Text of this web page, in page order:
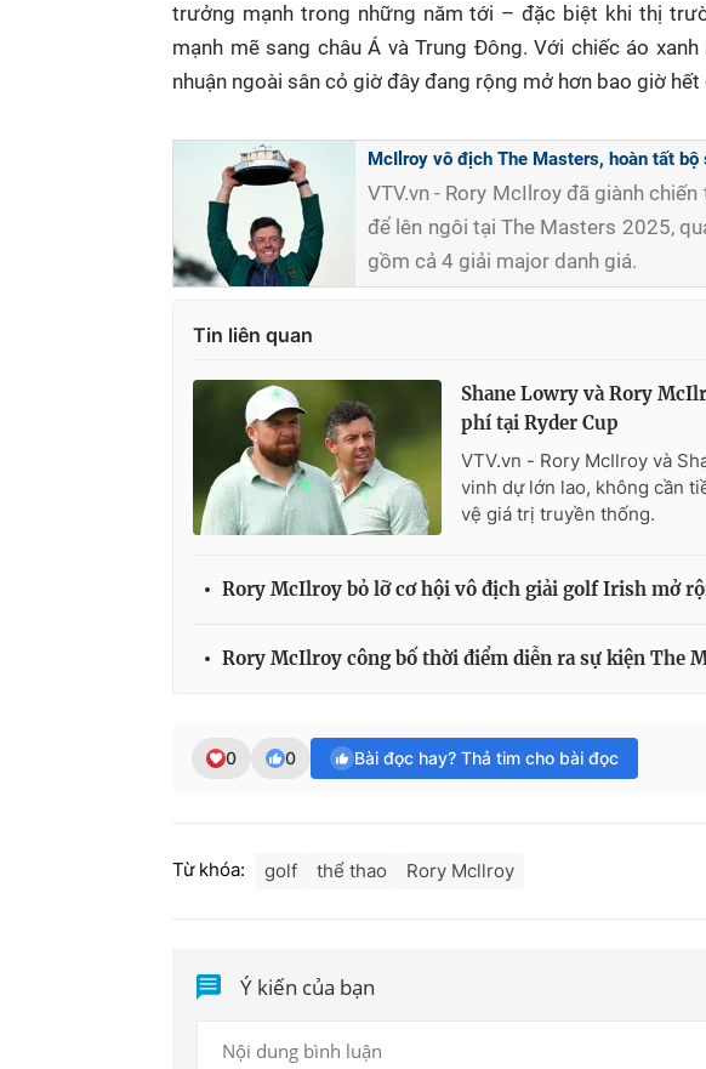
trưởng mạnh trong những năm tới – đặc biệt khi thị
mạnh mẽ sang châu Á và Trung Đông. Với chiếc áo
nhuận ngoài sân cỏ giờ đây đang rộng mở hơn bao giờ
McIlroy vô địch The Masters, hoàn tất bộ
VTV.vn - Rory McIlroy đã giành
để lên ngôi tại The Masters 2025,
gồm cả 4 giải major danh giá.
Tin liên quan
Shane Lowry và Rory
phí tại Ryder Cup
VTV.vn - Rory McIlroy và
vinh dự lớn lao, không cần
vệ giá trị truyền thống.
Rory McIlroy bỏ lỡ cơ hội vô địch giải golf Irish mở
Rory McIlroy công bố thời điểm diễn ra sự kiện The
0 0 Bài đọc hay? Thả tim cho bài đọc
Từ khóa: golf thể thao Rory Mcllroy
Ý kiến của bạn